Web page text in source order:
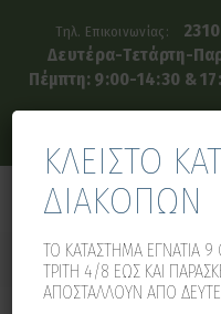
Τηλ. Επικοινωνίας:
Δευτέρα-Τετάρτη-
Πέμπτη: 9:00-14:30 &
ΚΛΕΙΣΤΟ
ΔΙΑΚΟΠΩΝ
ΤΟ ΚΑΤΑΣΤΗΜΑ ΕΓΝΑΤΙΑ 9
ΤΡΙΤΗ 4/8 ΕΩΣ ΚΑΙ
ΑΠΟΣΤΑΛΛΟΥΝ ΑΠΟ